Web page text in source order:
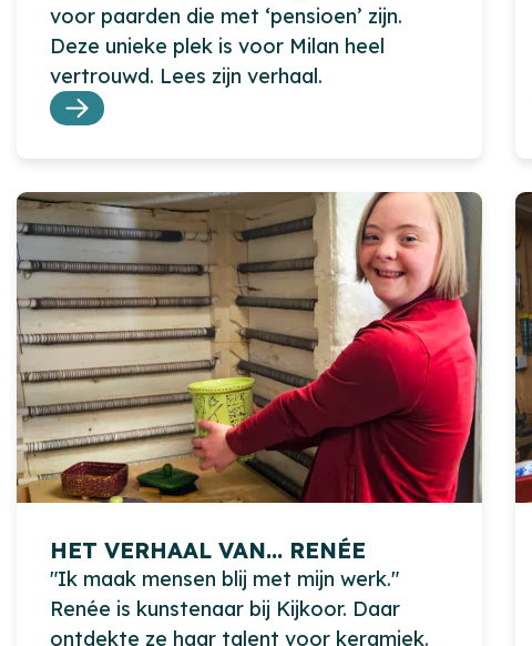
voor paarden die met ‘pensioen’ zijn.
Deze unieke plek is voor Milan heel
vertrouwd. Lees zijn verhaal.
HET VERHAAL VAN... RENÉE
"Ik maak mensen blij met mijn werk."
Renée is kunstenaar bij Kijkoor. Daar
ontdekte ze haar talent voor keramiek.